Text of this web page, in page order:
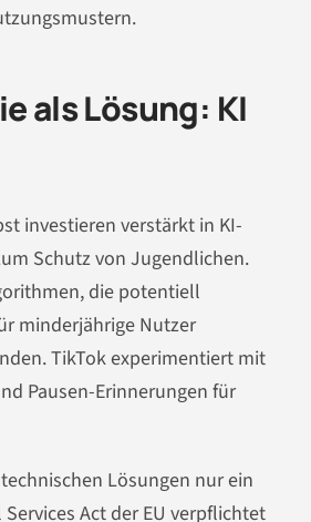
als Lösung: KI
investieren verstärkt in KI-
Schutz von Jugendlichen.
die potentiell
minderjährige Nutzer
TikTok experimentiert mit
Pausen-Erinnerungen für
Lösungen nur ein
Act der EU verpflichtet